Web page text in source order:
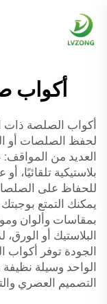
أكواب
أكواب الصلصة ذات
لحفظ الصلصات أو
العديد من
بلاستيكية تلقائيًا،
للحفاظ على
يمكنك التمتع
بمقاسات وألوان
البلاستيك أو
الجودة توفر أكواب
الواحد وسيلة
التصميم العصري